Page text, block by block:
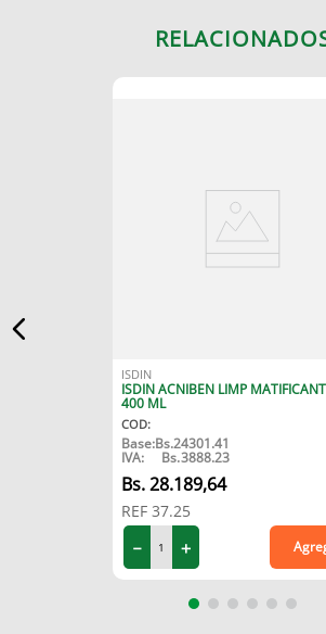
ISDIN
ISDIN ACNIBEN LIMP
400 ML
COD:
Base:Bs.24301.41
IVA: Bs.3888.23
28.189,64
REF 37.25
＋
－